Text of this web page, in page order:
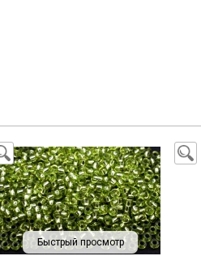
Быстрый просмотр